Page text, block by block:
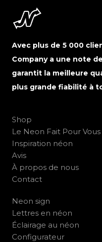
Avec plus de 5 000
Company a une note
garantit la meilleure
plus grande fiabilité à
Shop
Le Neon Fait Pour Vous
Inspiration néon
Avis
À propos de nous
Contact
Neon sign
Lettres en néon
Éclairage au néon
Configurateur